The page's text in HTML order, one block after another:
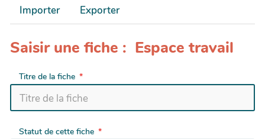
Importer
Exporter
Saisir une fiche : Espace travail
Titre de la fiche
Statut de cette fiche